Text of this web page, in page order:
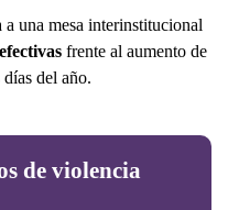
una mesa interinstitucional
frente al aumento de
del año.
de violencia